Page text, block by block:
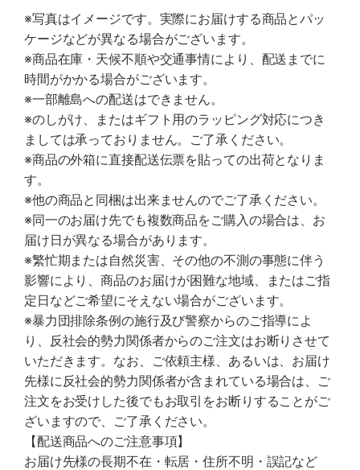
※写真はイメージです。実際にお届けする商品とパッ
ケージなどが異なる場合がございます。
※商品在庫・天候不順や交通事情により、配送までに
時間がかかる場合がございます。
※一部離島への配送はできません。
※のしがけ、またはギフト用のラッピング対応につき
ましては承っておりません。ご了承ください。
※商品の外箱に直接配送伝票を貼っての出荷となりま
す。
※他の商品と同梱は出来ませんのでご了承ください。
※同一のお届け先でも複数商品をご購入の場合は、お
届け日が異なる場合があります。
※繁忙期または自然災害、その他の不測の事態に伴う
影響により、商品のお届けが困難な地域、またはご指
定日などご希望にそえない場合がございます。
※暴力団排除条例の施行及び警察からのご指導によ
り、反社会的勢力関係者からのご注文はお断りさせて
いただきます。なお、ご依頼主様、あるいは、お届け
先様に反社会的勢力関係者が含まれている場合は、ご
注文をお受けした後でもお取引をお断りすることがご
ざいますので、ご了承ください。
【配送商品へのご注意事項】
お届け先様の長期不在・転居・住所不明・誤記など